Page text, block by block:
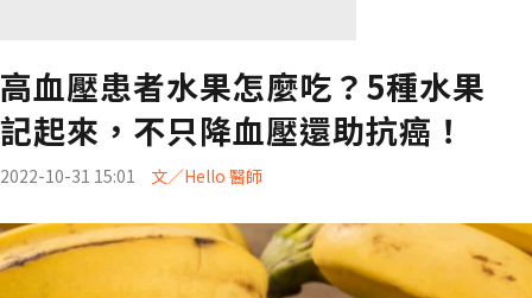
高血壓患者水果怎麼吃？5種水果
記起來，不只降血壓還助抗癌！
2022-10-31 15:01 文／Hello 醫師